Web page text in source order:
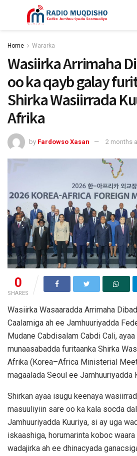
Home Wararka
Wasiirka Arrimaha
oo ka qayb galay
Shirka Wasiirrada
Afrika
by Fardowso Xasan 2 months
0
SHARES
Wasiirka Wasaaradda Arrimaha
Caalamiga ah ee Jamhuuriyadda
Mudane Cabdisalam Cabdi Cali,
munaasabadda furitaanka Shirka
Afrika (Korea–Africa Ministerial
magaalada Seoul ee Jamhuuriyadda
Shirkan ayaa isugu keenaya
masuuliyiin sare oo ka kala socda
Jamhuuriyadda Kuuriya, si ay uga
iskaashiga, horumarinta koboc
wadajirka ah ee dhinacyada